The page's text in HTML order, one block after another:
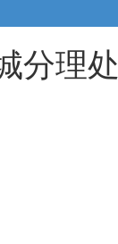
分理处